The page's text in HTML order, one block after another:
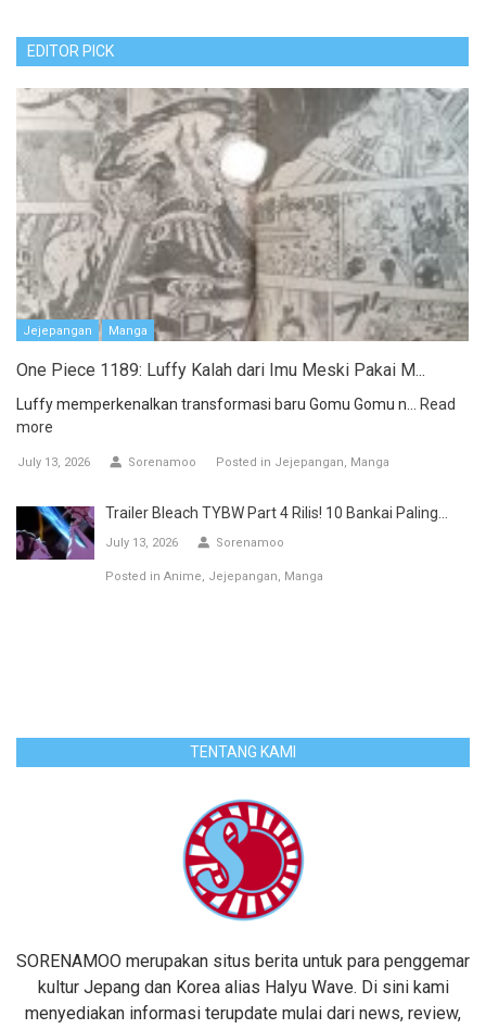
EDITOR PICK
Jejepangan Manga
One Piece 1189: Luffy Kalah dari Imu Meski Pakai M...
Luffy memperkenalkan transformasi baru Gomu Gomu n... Read
more
July 13, 2026 Sorenamoo Posted in Jejepangan Manga
Trailer Bleach TYBW Part 4 Rilis! 10 Bankai Paling...
July 13, 2026 Sorenamoo
Posted in Anime Jejepangan Manga
TENTANG KAMI
SORENAMOO merupakan situs berita untuk para penggemar
kultur Jepang dan Korea alias Halyu Wave. Di sini kami
menyediakan informasi terupdate mulai dari news, review,